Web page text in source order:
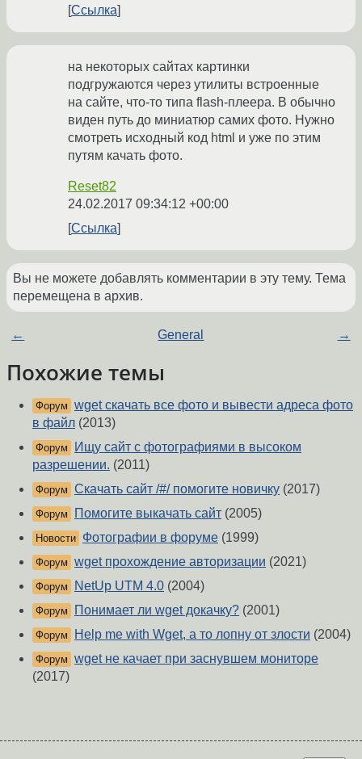
Ссылка
на некоторых сайтах картинки
подгружаются через утилиты встроенные
на сайте, что-то типа flash-плеера. В обычно
виден путь до миниатюр самих фото. Нужно
смотреть исходный код html и уже по этим
путям качать фото.
Reset82
24.02.2017 09:34:12 +00:00
Ссылка
Вы не можете добавлять комментарии в эту тему. Тема
перемещена в архив.
← General →
Похожие темы
Форум wget скачать все фото и вывести адреса фото
в файл (2013)
Форум
Ищу сайт с фотографиями в высоком
разрешении. (2011)
Форум Скачать сайт /#/ помогите новичку (2017)
Форум Помогите выкачать сайт (2005)
Новости Фотографии в форуме (1999)
Форум wget прохождение авторизации (2021)
Форум NetUp UTM 4.0 (2004)
Форум Понимает ли wget докачку? (2001)
Форум Help me with Wget, а то лопну от злости (2004)
Форум wget не качает при заснувшем мониторе
(2017)